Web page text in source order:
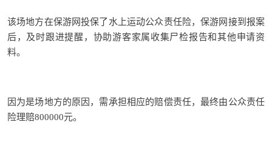
该场地方在保游网投保了水上运动公众责任险，保游网接到报案
后，及时跟进提醒，协助游客家属收集尸检报告和其他申请资
料。
因为是场地方的原因，需承担相应的赔偿责任，最终由公众责任
险理赔800000元。